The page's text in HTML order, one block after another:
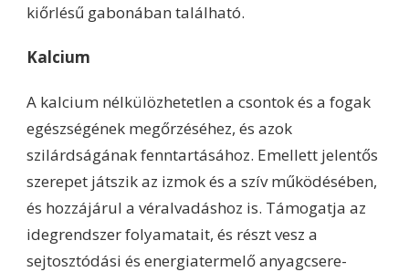
kiőrlésű gabonában található.
Kalcium
A kalcium nélkülözhetetlen a csontok és a fogak
egészségének megőrzéséhez, és azok
szilárdságának fenntartásához. Emellett jelentős
szerepet játszik az izmok és a szív működésében,
és hozzájárul a véralvadáshoz is. Támogatja az
idegrendszer folyamatait, és részt vesz a
sejtosztódási és energiatermelő anyagcsere-